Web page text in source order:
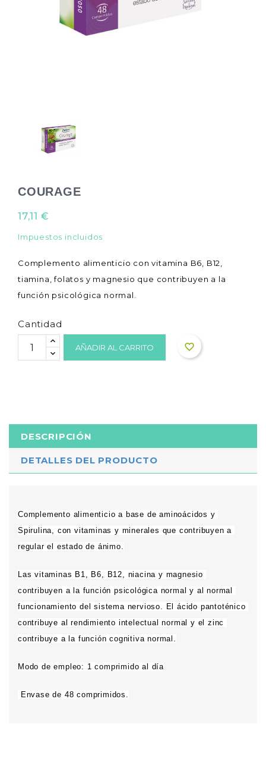
COURAGE
17,11 €
Impuestos incluidos
Complemento alimenticio con vitamina B6, B12,
tiamina, folatos y magnesio que contribuyen a la
función psicológica normal.
Cantidad
AÑADIR AL CARRITO favorite_border
DESCRIPCIÓN
DETALLES DEL PRODUCTO
Complemento alimenticio a base de aminoácidos y
Spirulina, con vitaminas y minerales que contribuyen a
regular el estado de ánimo.
Las vitaminas B1, B6, B12, niacina y magnesio
contribuyen a la función psicológica normal y al normal
funcionamiento del sistema nervioso. El ácido pantoténico
contribuye al rendimiento intelectual normal y el zinc
contribuye a la función cognitiva normal.
Modo de empleo: 1 comprimido al día
Envase de 48 comprimidos.